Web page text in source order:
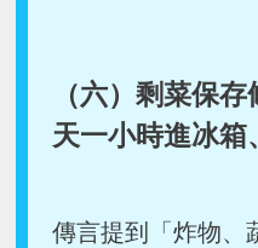
（六）剩菜保
天一小時進冰
傳言提到「炸物、